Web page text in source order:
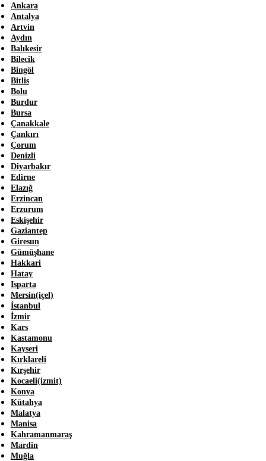
Ankara
Antalya
Artvin
Aydın
Balıkesir
Bilecik
Bingöl
Bitlis
Bolu
Burdur
Bursa
Çanakkale
Çankırı
Çorum
Denizli
Diyarbakır
Edirne
Elazığ
Erzincan
Erzurum
Eskişehir
Gaziantep
Giresun
Gümüşhane
Hakkari
Hatay
Isparta
Mersin(içel)
İstanbul
İzmir
Kars
Kastamonu
Kayseri
Kırklareli
Kırşehir
Kocaeli(izmit)
Konya
Kütahya
Malatya
Manisa
Kahramanmaraş
Mardin
Muğla